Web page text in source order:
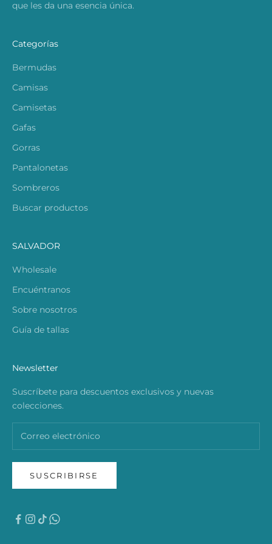
que les da una esencia única.
Categorías
Bermudas
Camisas
Camisetas
Gafas
Gorras
Pantalonetas
Sombreros
Buscar productos
SALVADOR
Wholesale
Encuéntranos
Sobre nosotros
Guía de tallas
Newsletter
Suscríbete para descuentos exclusivos y nuevas
colecciones.
SUSCRIBIRSE